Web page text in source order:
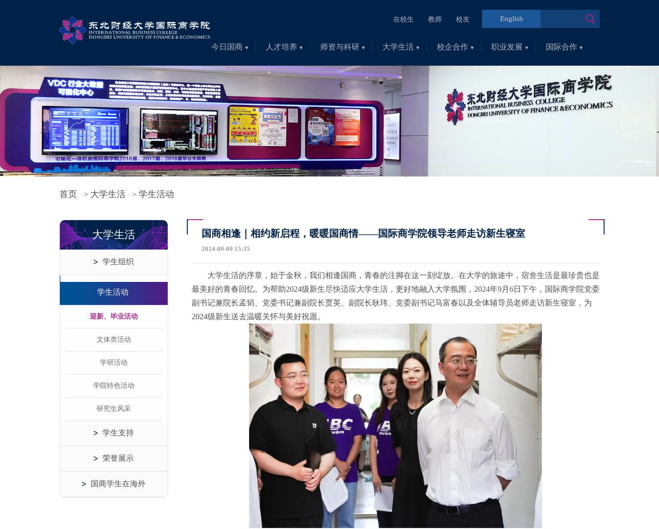
在校生 教师 校友 English
今日国商 人才培养 师资与科研 大学生活 校企合作 职业发展 国际合作
首页 > 大学生活 > 学生活动
大学生活
学生组织
学生活动
迎新、毕业活动
文体类活动
学研活动
学院特色活动
研究生风采
学生支持
荣誉展示
国商学生在海外
国商相逢｜相约新启程，暖暖国商情——国际商学院领导老师走访新生寝室
2024-09-09 15:35
大学生活的序章，始于金秋，我们相逢国商，青春的注脚在这一刻绽放。在大学的旅途中，宿舍生活是最珍贵也是
最美好的青春回忆。为帮助2024级新生尽快适应大学生活，更好地融入大学氛围，2024年9月6日下午，国际商学院党委
副书记兼院长孟韬、党委书记兼副院长贾英、副院长耿玮、党委副书记马富春以及全体辅导员老师走访新生寝室，为
2024级新生送去温暖关怀与美好祝愿。